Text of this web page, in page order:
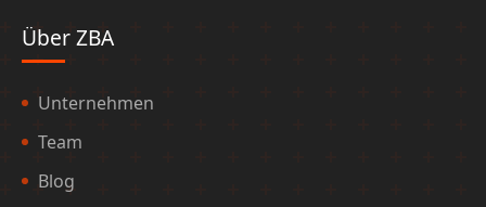
Über ZBA
Unternehmen
Team
Blog